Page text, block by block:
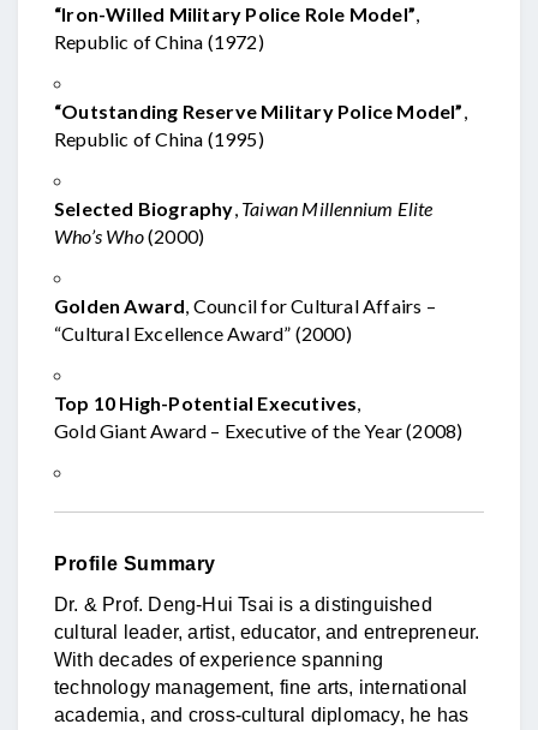
“Iron-Willed Military Police Role Model”,
Republic of China (1972)
“Outstanding Reserve Military Police Model”,
Republic of China (1995)
Selected Biography, Taiwan Millennium Elite
Who’s Who(2000)
Golden Award, Council for Cultural Affairs –
“Cultural Excellence Award” (2000)
Top 10 High-Potential Executives,
Gold Giant Award – Executive of the Year (2008)
Profile Summary
Dr. & Prof. Deng-Hui Tsai is a distinguished
cultural leader, artist, educator, and entrepreneur.
With decades of experience spanning
technology management, fine arts, international
academia, and cross-cultural diplomacy, he has